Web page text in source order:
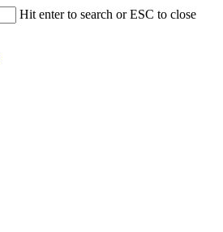
Hit enter to search or ESC to close